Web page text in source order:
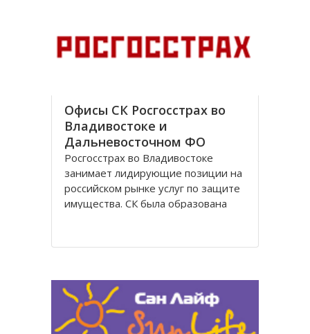
1995 года. В настоящее время
Офисы СК Росгосстрах во
Владивостоке и
Дальневосточном ФО
Росгосстрах во Владивостоке
занимает лидирующие позиции на
российском рынке услуг по защите
имущества. СК была образована
организации открыты по всей
другие города.
Офисы Росгосстрах во
Владивостоке